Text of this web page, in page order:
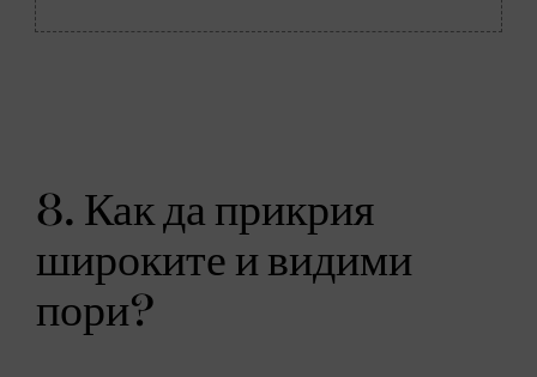
8. Как да прикрия
широките и видими
пори?